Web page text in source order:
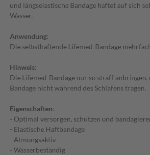
und längselastische Bandage haftet auf sich
Wasser.
Anwendung:
Die selbsthaftende Lifemed-Bandage
Hinweis:
Die Lifemed-Bandage nur so straff
Bandage nicht während des Schlafens tragen.
Eigenschaften:
- Optimal versorgen, schützen und
- Elastische Haftbandage
- Atmungsaktiv
- Wasserbeständig